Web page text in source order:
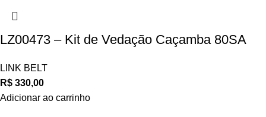
LZ00473 – Kit de Vedação Caçamba 80SA
LINK BELT
R$ 330,00
Adicionar ao carrinho